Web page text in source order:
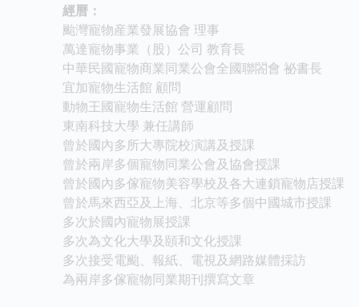
經曆：
颱灣寵物産業發展協會 理事
萬達寵物事業（股）公司 教育長
中華民國寵物商業同業公會全國聯閤會 祕書長
宜加寵物生活館 顧問
動物王國寵物生活館 營運顧問
東南科技大學 兼任講師
曾於國內多所大專院校演講及授課
曾於兩岸多個寵物同業公會及協會授課
曾於國內多傢寵物美容學校及各大連鎖寵物店授課
曾於馬來西亞及上海、北京等多個中國城市授課
多次於國內寵物展授課
多次為文化大學及頤和文化授課
多次接受電颱、報紙、電視及網路媒體採訪
為兩岸多傢寵物同業期刊撰寫文章